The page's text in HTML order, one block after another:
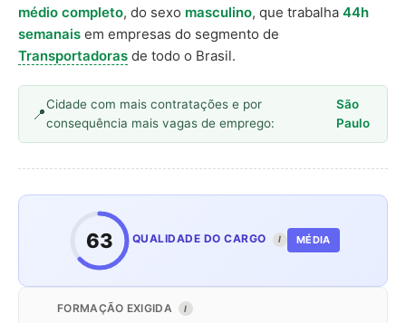
médio completo, do sexo masculino, que trabalha 44h
semanais em empresas do segmento de
Transportadoras de todo o Brasil.
Cidade com mais contratações e por
consequência mais vagas de emprego:
São
Paulo
63 QUALIDADE DO CARGO I MÉDIA
FORMAÇÃO EXIGIDA I